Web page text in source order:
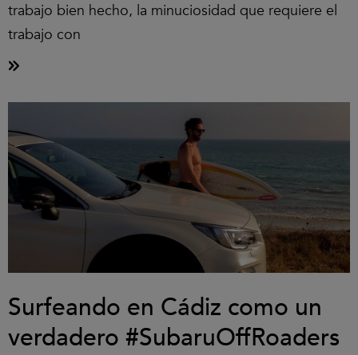
trabajo bien hecho, la minuciosidad que requiere el
trabajo con
Surfeando en Cádiz como un
verdadero #SubaruOffRoaders